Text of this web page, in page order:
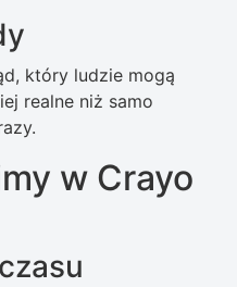
który ludzie mogą
realne niż samo
w Crayo